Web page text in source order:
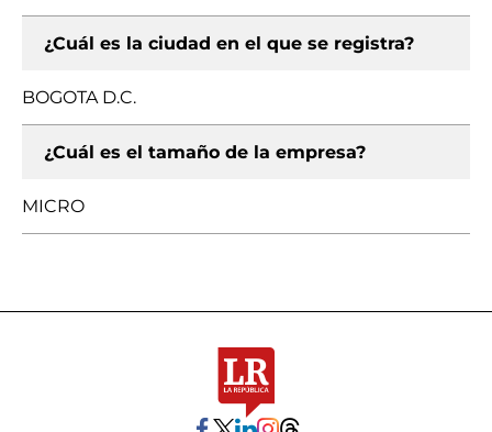
¿Cuál es la ciudad en el que se registra?
BOGOTA D.C.
¿Cuál es el tamaño de la empresa?
MICRO